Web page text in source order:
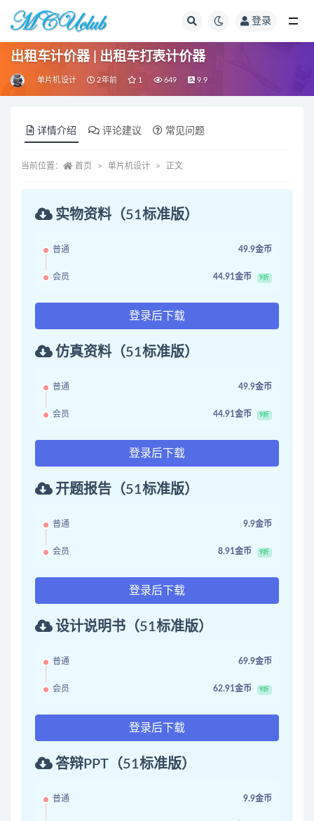
登录
出租车计价器 | 出租车打表计价器
单片机设计 2年前 1 649 9.9
详情介绍 评论建议 常见问题
当前位置： 首页 单片机设计 正文
实物资料（51标准版）
普通 49.9金币
会员 44.91金币 9折
登录后下载
仿真资料（51标准版）
普通 49.9金币
会员 44.91金币 9折
登录后下载
开题报告（51标准版）
普通 9.9金币
会员 8.91金币 9折
登录后下载
设计说明书（51标准版）
普通 69.9金币
会员 62.91金币 9折
登录后下载
答辩PPT（51标准版）
普通 9.9金币